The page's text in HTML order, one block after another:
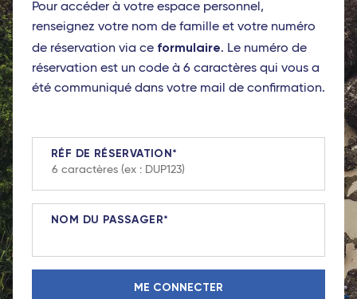
Pour accéder à votre espace personnel,
renseignez votre nom de famille et votre numéro
de réservation via ce formulaire. Le numéro de
réservation est un code à 6 caractères qui vous a
été communiqué dans votre mail de confirmation.
RÉF DE RÉSERVATION
NOM DU PASSAGER